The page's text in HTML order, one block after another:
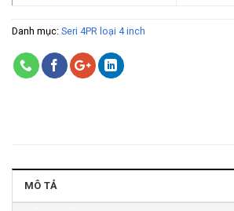
Danh mục: Seri 4PR loại 4 inch
MÔ TẢ